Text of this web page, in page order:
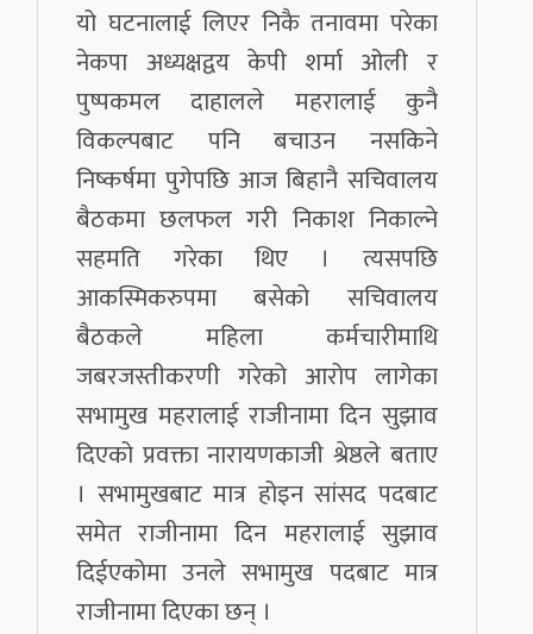
यो घटनालाई लिएर निकै तनावमा परेका
नेकपा अध्यक्षद्वय केपी शर्मा ओली र
पुष्पकमल दाहालले महरालाई कुनै
विकल्पबाट पनि बचाउन नसकिने
निष्कर्षमा पुगेपछि आज बिहानै सचिवालय
बैठकमा छलफल गरी निकाश निकाल्ने
सहमति गरेका थिए । त्यसपछि
आकस्मिकरुपमा बसेको सचिवालय
बैठकले महिला कर्मचारीमाथि
जबरजस्तीकरणी गरेको आरोप लागेका
सभामुख महरालाई राजीनामा दिन सुझाव
दिएको प्रवक्ता नारायणकाजी श्रेष्ठले बताए
। सभामुखबाट मात्र होइन सांसद पदबाट
समेत राजीनामा दिन महरालाई सुझाव
दिईएकोमा उनले सभामुख पदबाट मात्र
राजीनामा दिएका छन् ।